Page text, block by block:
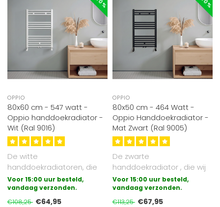
OPPIO
80x60 cm - 547 watt -
Oppio handdoekradiator -
Wit (Ral 9016)
De witte
handdoekradiatoren, die
wij aanbieden zijn
gegalvaniseerd (extra
besche..
Voor 15:00 uur besteld,
vandaag verzonden.
€108,25 €64,95
OPPIO
80x50 cm - 464 Watt -
Oppio Handdoekradiator -
Mat Zwart (Ral 9005)
De zwarte
handdoekradiator , die wij
aanbieden is
gegalvaniseerd (extra
bescherm..
Voor 15:00 uur besteld,
vandaag verzonden.
€113,25 €67,95